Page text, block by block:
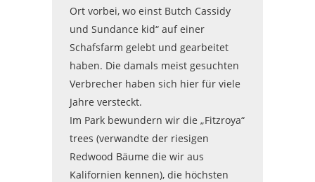
Ort vorbei, wo einst Butch Cassidy
und Sundance kid“ auf einer
Schafsfarm gelebt und gearbeitet
haben. Die damals meist gesuchten
Verbrecher haben sich hier für viele
Jahre versteckt.
Im Park bewundern wir die „Fitzroya“
trees (verwandte der riesigen
Redwood Bäume die wir aus
Kalifornien kennen), die höchsten